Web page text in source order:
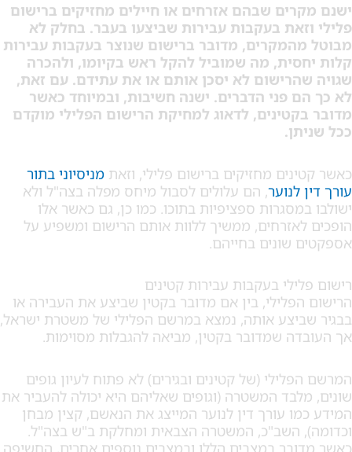
שבהם אזרחים או חיילים מחזיקים ברישום
בעקבות עבירות שביצעו בעבר. בחלק לא
מדובר ברישום שנוצר בעקבות עבירות
מה שמוביל להקל ראש בקיומו, ולהכרה
לא יסכן אותם או את עתידם. עם זאת,
פני הדברים. ישנה חשיבות, ובמיוחד כאשר
לדאוג למחיקת הרישום הפלילי מוקדם
מחזיקים ברישום פלילי, וזאתמניסיוני בתור
, הם עלולים לסבול מיחס מפלה בצה"ל ולא
ספציפיות בתוכו. כמו כן, גם כאשר אלו
ממשיך ללוות אותם הרישום ומשפיע על
שונים בחייהם.
בעקבות עבירות קטינים
בין אם מדובר בקטין שביצע את העבירה או
אותה, נמצא במרשם הפלילי של משטרת ישראל,
שמדובר בקטין, מביאה להגבלות מסוימות.
(של קטינים ובגירים) לא פתוח לעיון גופים
המשטרה (וגופים שאליהם היא יכולה להעביר את
עורך דין לנוער המייצג את הנאשם, קצין מבחן
השב"כ, המשטרה הצבאית ומחלקת ב"ש בצה"ל.
במצבים הללו ובמצבים נוספים אחרים, החשיפה